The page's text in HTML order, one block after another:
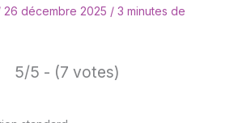
26 décembre 2025 / 3 minutes de
5/5 - (7 votes)